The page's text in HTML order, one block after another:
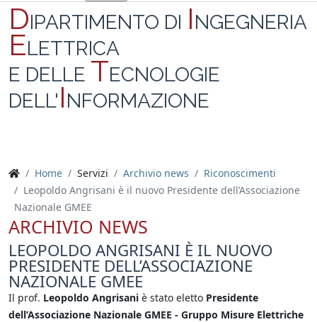
DIPARTIMENTO DI INGEGNERIA
ELETTRICA
E DELLE TECNOLOGIE
DELL'INFORMAZIONE
Home Servizi Archivio news
Riconoscimenti
Leopoldo Angrisani è il nuovo Presidente dell’Associazione
Nazionale GMEE
ARCHIVIO NEWS
LEOPOLDO ANGRISANI È IL NUOVO
PRESIDENTE DELL’ASSOCIAZIONE
NAZIONALE GMEE
Il prof. Leopoldo Angrisani è stato eletto Presidente
dell’Associazione Nazionale GMEE - Gruppo Misure Elettriche